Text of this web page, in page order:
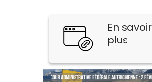
En savoir
plus